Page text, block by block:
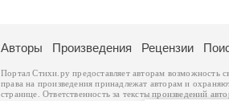
Авторы Произведения Рецензии
Портал Стихи.ру предоставляет авторам возможность
права на произведения принадлежат авторам и
странице. Ответственность за тексты произведений